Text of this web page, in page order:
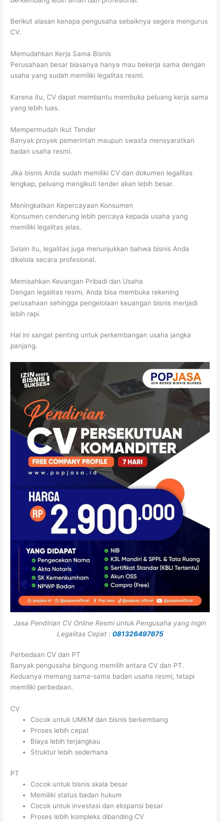
Berikut alasan kenapa pengusaha sebaiknya segera mengurus
CV.
Memudahkan Kerja Sama Bisnis
Perusahaan besar biasanya hanya mau bekerja sama dengan
usaha yang sudah memiliki legalitas resmi.
Karena itu, CV dapat membantu membuka peluang kerja sama
yang lebih luas.
Mempermudah Ikut Tender
Banyak proyek pemerintah maupun swasta mensyaratkan
badan usaha resmi.
Jika bisnis Anda sudah memiliki CV dan dokumen legalitas
lengkap, peluang mengikuti tender akan lebih besar.
Meningkatkan Kepercayaan Konsumen
Konsumen cenderung lebih percaya kepada usaha yang
memiliki legalitas jelas.
Selain itu, legalitas juga menunjukkan bahwa bisnis Anda
dikelola secara profesional.
Memisahkan Keuangan Pribadi dan Usaha
Dengan legalitas resmi, Anda bisa membuka rekening
perusahaan sehingga pengelolaan keuangan bisnis menjadi
lebih rapi.
Hal ini sangat penting untuk perkembangan usaha jangka
panjang.
Jasa Pendirian CV Online Resmi untuk Pengusaha yang Ingin
Legalitas Cepat : 081326497675
Perbedaan CV dan PT
Banyak pengusaha bingung memilih antara CV dan PT.
Keduanya memang sama-sama badan usaha resmi, tetapi
memiliki perbedaan.
CV
Cocok untuk UMKM dan bisnis berkembang
Proses lebih cepat
Biaya lebih terjangkau
Struktur lebih sederhana
PT
Cocok untuk bisnis skala besar
Memiliki status badan hukum
Cocok untuk investasi dan ekspansi besar
Proses lebih kompleks dibanding CV